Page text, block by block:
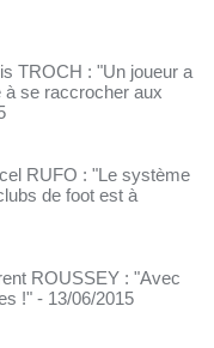
TROCH : "Un joueur a
à se raccrocher aux
RUFO : "Le système
de foot est à
ROUSSEY : "Avec
!" - 13/06/2015